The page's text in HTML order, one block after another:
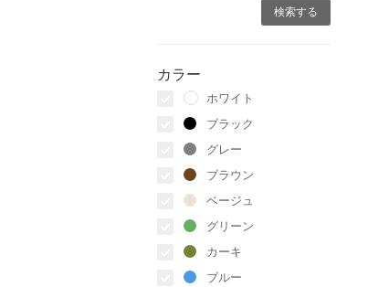
カラー
ホワイト
ブラック
グレー
ブラウン
ベージュ
グリーン
カーキ
ブルー